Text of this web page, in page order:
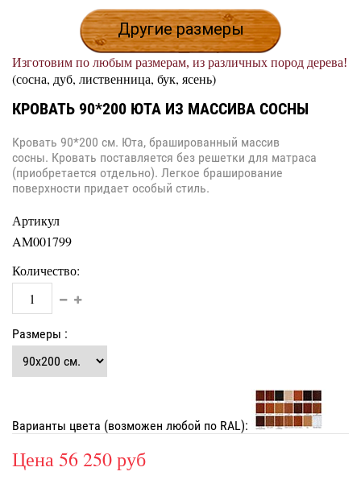
Другие размеры
Изготовим по любым размерам, из различных пород дерева!
(сосна, дуб, лиственница, бук, ясень)
КРОВАТЬ 90*200 ЮТА ИЗ МАССИВА СОСНЫ
Кровать 90*200 см. Юта, брашированный массив
сосны. Кровать поставляется без решетки для матраса
(приобретается отдельно). Легкое браширование
поверхности придает особый стиль.
Артикул
AM001799
Количество:
Размеры :
Варианты цвета (возможен любой по RAL):
Цена56 250 руб